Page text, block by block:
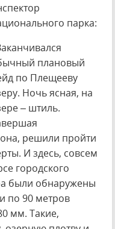
парка:
плановый
по Плещееву
Ночь ясная, на
– штиль.
решили пройти
И здесь, совсем
городского
были обнаружены
по 90 метров
мм. Такие,